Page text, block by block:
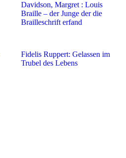
Davidson, Margret : Louis
Braille – der Junge der die
Brailleschrift erfand
Fidelis Ruppert: Gelassen im
Trubel des Lebens